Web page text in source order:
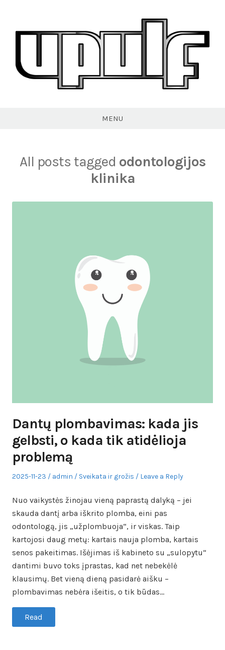
content
MENU
All posts tagged odontologijos
klinika
Dantų plombavimas: kada jis
gelbsti, o kada tik atidėlioja
problemą
Posted
2025-11-23 Author
admin
Posted
Sveikata ir grožis Leave a Reply
Nuo vaikystės žinojau vieną paprastą dalyką – jei
skauda dantį arba iškrito plomba, eini pas
odontologą, jis „užplombuoja“, ir viskas. Taip
kartojosi daug metų: kartais nauja plomba, kartais
senos pakeitimas. Išėjimas iš kabineto su „sulopytu“
dantimi buvo toks įprastas, kad net nebekėlė
klausimų. Bet vieną dieną pasidarė aišku –
plombavimas nebėra išeitis, o tik būdas…
Read